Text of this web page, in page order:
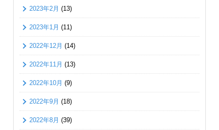
2023年2月 (13)
2023年1月 (11)
2022年12月 (14)
2022年11月 (13)
2022年10月 (9)
2022年9月 (18)
2022年8月 (39)